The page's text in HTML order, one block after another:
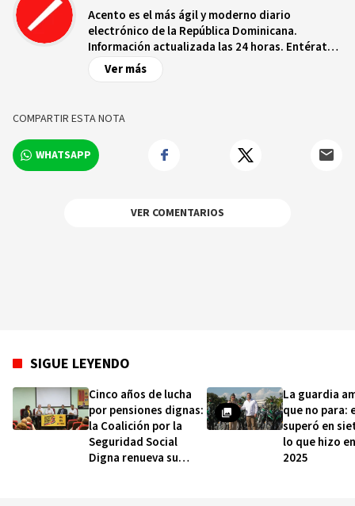
Acento es el más ágil y moderno diario
electrónico de la República Dominicana.
Información actualizada las 24 horas. Entérate
de las noticias y sucesos más importantes a
nivel nacional e internacional, videos y fotos
Ver más
COMPARTIR ESTA NOTA
WHATSAPP
VER COMENTARIOS
SIGUE LEYENDO
Cinco años de lucha
por pensiones dignas:
la Coalición por la
Seguridad Social
Digna renueva su
La guardia
que no para:
superó en
lo que hizo
2025